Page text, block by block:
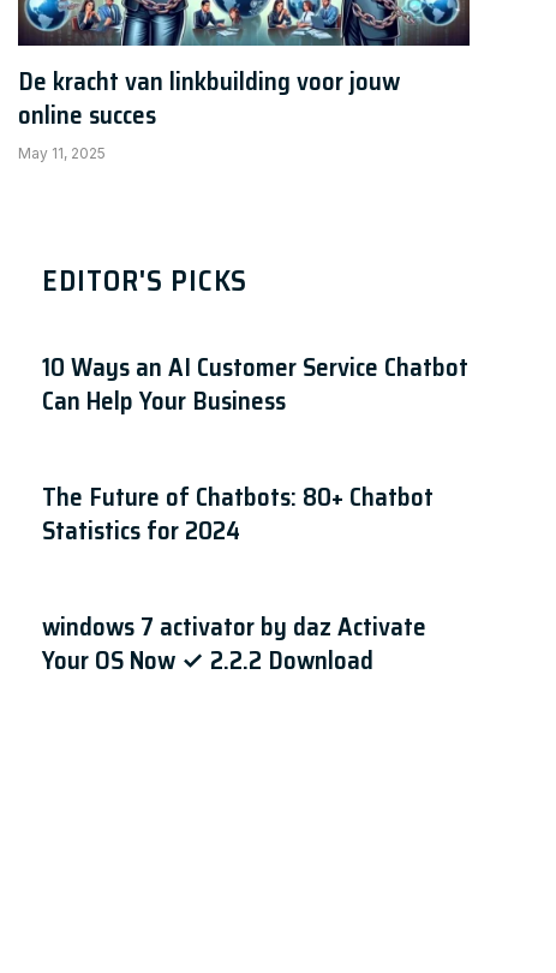
De kracht van linkbuilding voor jouw
online succes
May 11, 2025
EDITOR'S PICKS
10 Ways an AI Customer Service Chatbot
Can Help Your Business
The Future of Chatbots: 80+ Chatbot
Statistics for 2024
windows 7 activator by daz Activate
Your OS Now ✓ 2.2.2 Download